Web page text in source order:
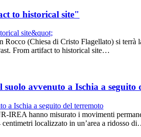
to historical site"
(Chiesa di Cristo Flagellato) si
From artifact to historical site…
avvenuto a Ischia a seguito
IREA hanno misurato i movimenti
localizzato in un’area a ridosso